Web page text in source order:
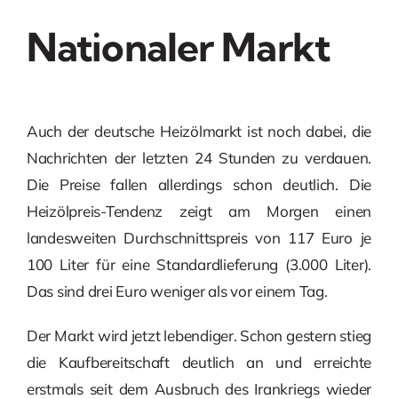
Nationaler Markt
Auch der deutsche Heizölmarkt ist noch dabei, die
Nachrichten der letzten 24 Stunden zu verdauen.
Die Preise fallen allerdings schon deutlich. Die
Heizölpreis-Tendenz zeigt am Morgen einen
landesweiten Durchschnittspreis von 117 Euro je
100 Liter für eine Standardlieferung (3.000 Liter).
Das sind drei Euro weniger als vor einem Tag.
Der Markt wird jetzt lebendiger. Schon gestern stieg
die Kaufbereitschaft deutlich an und erreichte
erstmals seit dem Ausbruch des Irankriegs wieder